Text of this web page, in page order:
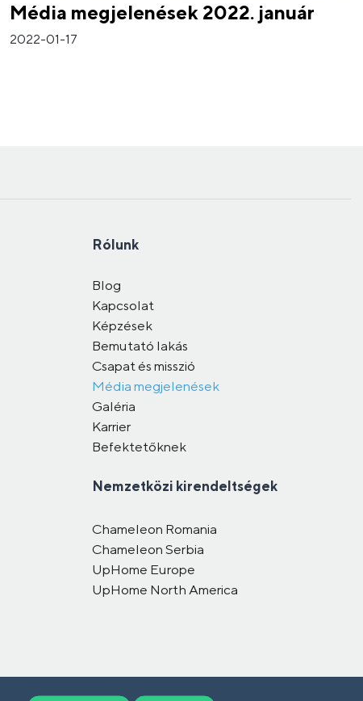
Média megjelenések 2022. január
2022-01-17
Rólunk
Blog
Kapcsolat
Képzések
Bemutató lakás
Csapat és misszió
Média megjelenések
Galéria
Karrier
Befektetőknek
Nemzetközi kirendeltségek
Chameleon Romania
Chameleon Serbia
UpHome Europe
UpHome North America